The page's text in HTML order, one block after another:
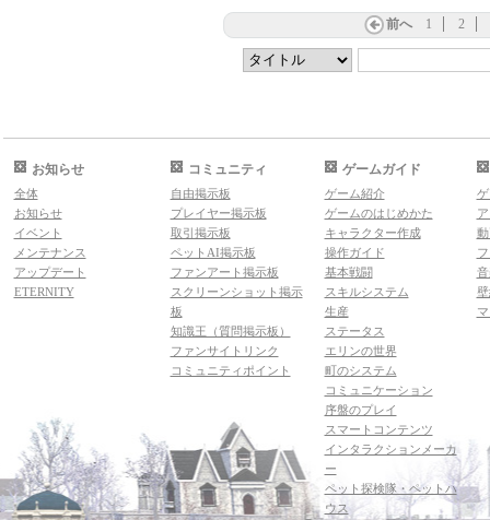
前へ 1 2
お知らせ
全体
お知らせ
イベント
メンテナンス
アップデート
ETERNITY
コミュニティ
自由掲示板
プレイヤー掲示板
取引掲示板
ペットAI掲示板
ファンアート掲示板
スクリーンショット掲示
板
知識王（質問掲示板）
ファンサイトリンク
コミュニティポイント
ゲームガイド
ゲーム紹介
ゲームのはじめかた
キャラクター作成
操作ガイド
基本戦闘
スキルシステム
生産
ステータス
エリンの世界
町のシステム
コミュニケーション
序盤のプレイ
スマートコンテンツ
インタラクションメーカ
ー
ペット探検隊・ペットハ
ウス